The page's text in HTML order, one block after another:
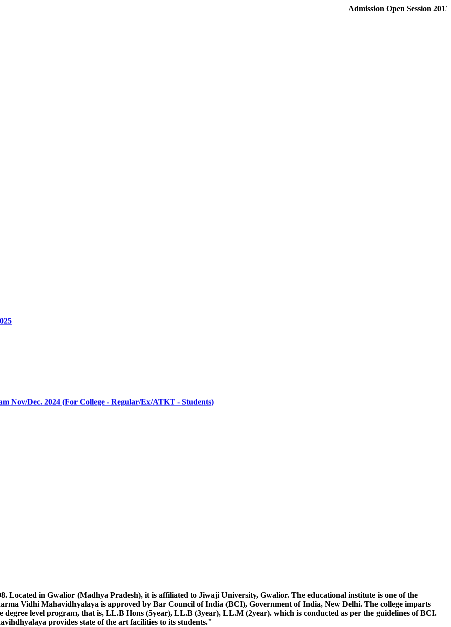
Admission Open Session
Dec. 2024 (For College - Regular/Ex/ATKT - Students)
IIIrd & Vth Sem. Exam Dec. 2024 For College Regular Ex ATKT Students
& VIth Sem. Exam Dec. 2024 For College Only ATKT Students
Exam Dec. 2024 For College Regular Ex ATKT Students
Sem. Exam Dec. 2024 For College Only ATKT Students
Ex ATKT Students Exam Dec. 2024
को जीवाजी विश्वविद्यालय के निर्देश अनुसार अवगत कराया जाता है कि जिन छात्रों द्वारा अपनी अंतिम वर्ष की परीक्षा जीवाजी विश्वविद्यालय से भिन्न किसी
उस विश्वविद्यालय निकलवा कर दिनाक 21/10/24 को कार्यालय में प्रस्तुत करना है जिससे उनके नामांकन संबंधी कार्यवाही की जा सके विलंब के लिए
कार्यालय में जमा करना है छात्रों के नाम निम्न अनुसार है- विकास दुबे, हरलीन कौर, जूनिया सक्सेना, हिमांशु शर्मा, आदित्य सिंह, वेद प्रकाश, रिया राय, हेमंत,
Students Exam June 2024
के सम्बन्ध में।
Located in Gwalior (Madhya Pradesh), it is affiliated to Jiwaji University, Gwalior. The educational institute is one of the
Vidhi Mahavidhyalaya is approved by Bar Council of India (BCI), Government of India, New Delhi. The college imparts
level program, that is, LL.B Hons (5year), LL.B (3year), LL.M (2year). which is conducted as per the guidelines of BCI.
provides state of the art facilities to its students."